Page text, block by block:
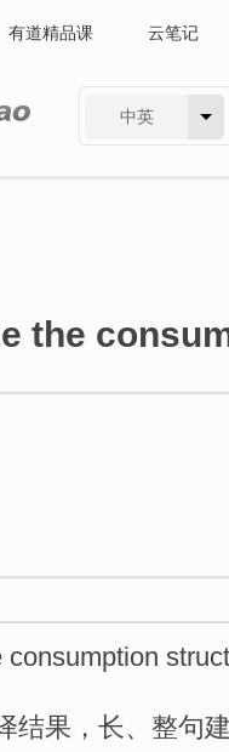
有道精品课 云笔记
中英
the
consumption
结果，长、整句